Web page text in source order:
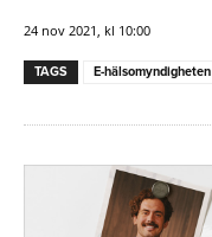
24 nov 2021, kl 10:00
TAGS E-hälsomyndigheten